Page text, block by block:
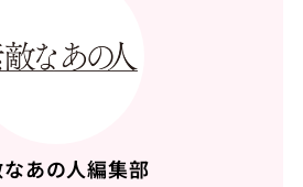
あの人編集部